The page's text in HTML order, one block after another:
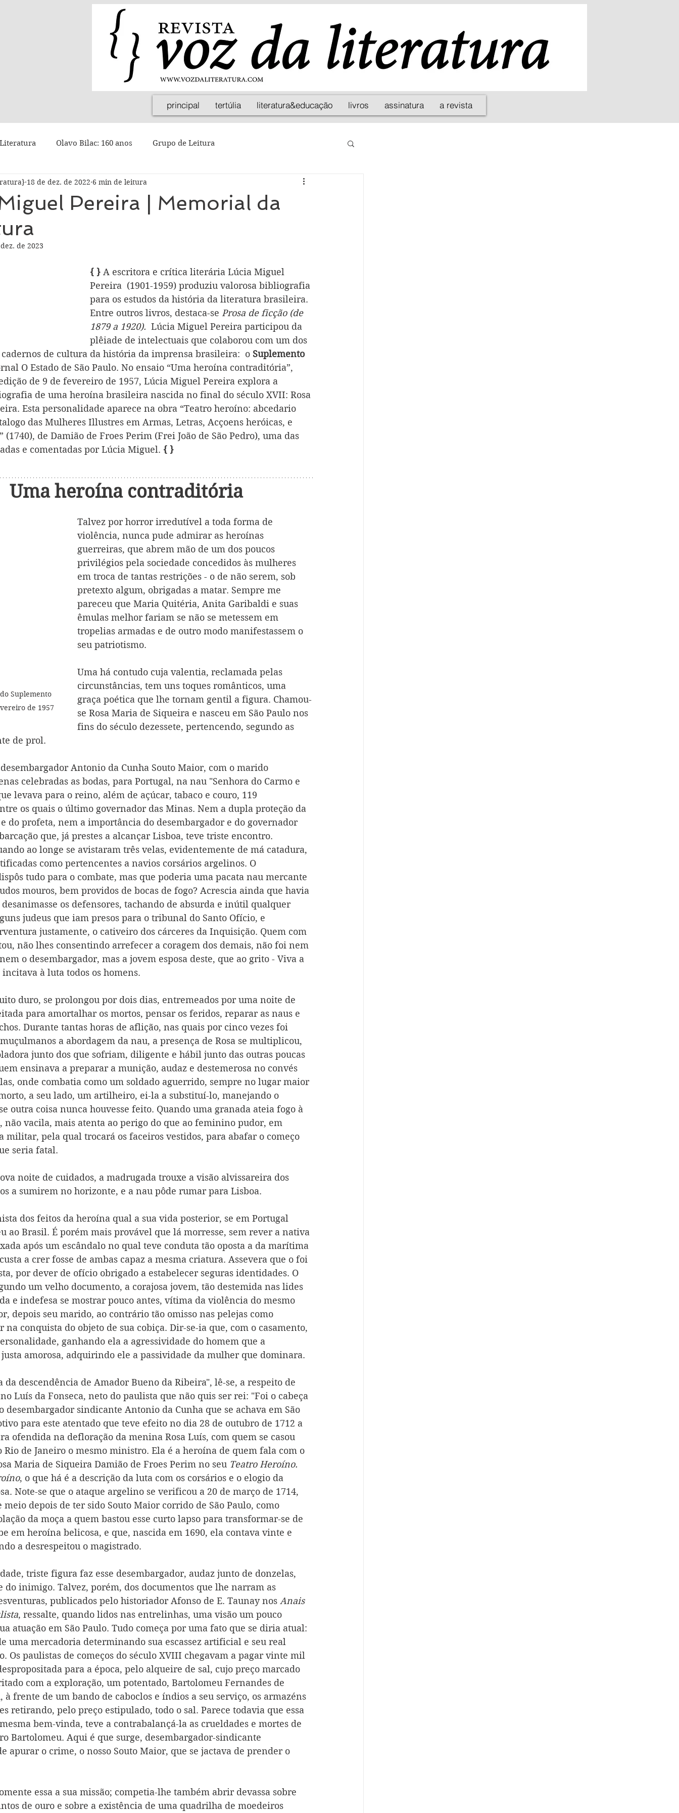
principal tertúlia literatura&educação livros assinatura a revista
Olavo Bilac: 160 anos Grupo de Leitura
Pereira | Memorial da
18 de dez. de 2022 6 min de leitura
de 2023
{ } A escritora e crítica literária Lúcia Miguel
Pereira  (1901-1959) produziu valorosa bibliografia
para os estudos da história da literatura brasileira.
Entre outros livros, destaca-se Prosa de ficção (de
1879 a 1920). Lúcia Miguel Pereira participou da
plêiade de intelectuais que colaborou com um dos
de cultura da história da imprensa brasileira:  o Suplemento
O Estado de São Paulo. No ensaio “Uma heroína contraditória”,
de 9 de fevereiro de 1957, Lúcia Miguel Pereira explora a
de uma heroína brasileira nascida no final do século XVII: Rosa
Esta personalidade aparece na obra “Teatro heroíno: abcedario
das Mulheres Illustres em Armas, Letras, Acçoens heróicas, e
(1740), de Damião de Froes Perim (Frei João de São Pedro), uma das
e comentadas por Lúcia Miguel. { }
Uma heroína contraditória
Suplemento
de 1957
Talvez por horror irredutível a toda forma de
violência, nunca pude admirar as heroínas
guerreiras, que abrem mão de um dos poucos
privilégios pela sociedade concedidos às mulheres
em troca de tantas restrições - o de não serem, sob
pretexto algum, obrigadas a matar. Sempre me
pareceu que Maria Quitéria, Anita Garibaldi e suas
êmulas melhor fariam se não se metessem em
tropelias armadas e de outro modo manifestassem o
seu patriotismo.
Uma há contudo cuja valentia, reclamada pelas
circunstâncias, tem uns toques românticos, uma
graça poética que lhe tornam gentil a figura. Chamou-
se Rosa Maria de Siqueira e nasceu em São Paulo nos
fins do século dezessete, pertencendo, segundo as
de prol.
desembargador Antonio da Cunha Souto Maior, com o marido
celebradas as bodas, para Portugal, na nau "Senhora do Carmo e
levava para o reino, além de açúcar, tabaco e couro, 119
os quais o último governador das Minas. Nem a dupla proteção da
do profeta, nem a importância do desembargador e do governador
que, já prestes a alcançar Lisboa, teve triste encontro.
ao longe se avistaram três velas, evidentemente de má catadura,
como pertencentes a navios corsários argelinos. O
tudo para o combate, mas que poderia uma pacata nau mercante
mouros, bem providos de bocas de fogo? Acrescia ainda que havia
os defensores, tachando de absurda e inútil qualquer
judeus que iam presos para o tribunal do Santo Ofício, e
justamente, o cativeiro dos cárceres da Inquisição. Quem com
não lhes consentindo arrefecer a coragem dos demais, não foi nem
o desembargador, mas a jovem esposa deste, que ao grito - Viva a
à luta todos os homens.
duro, se prolongou por dois dias, entremeados por uma noite de
para amortalhar os mortos, pensar os feridos, reparar as naus e
Durante tantas horas de aflição, nas quais por cinco vezes foi
a abordagem da nau, a presença de Rosa se multiplicou,
junto dos que sofriam, diligente e hábil junto das outras poucas
ensinava a preparar a munição, audaz e destemerosa no convés
onde combatia como um soldado aguerrido, sempre no lugar maior
a seu lado, um artilheiro, ei-la a substituí-lo, manejando o
outra coisa nunca houvesse feito. Quando uma granada ateia fogo à
vacila, mais atenta ao perigo do que ao feminino pudor, em
militar, pela qual trocará os faceiros vestidos, para abafar o começo
seria fatal.
noite de cuidados, a madrugada trouxe a visão alvissareira dos
a sumirem no horizonte, e a nau pôde rumar para Lisboa.
dos feitos da heroína qual a sua vida posterior, se em Portugal
ao Brasil. É porém mais provável que lá morresse, sem rever a nativa
após um escândalo no qual teve conduta tão oposta a da marítima
a crer fosse de ambas capaz a mesma criatura. Assevera que o foi
por dever de ofício obrigado a estabelecer seguras identidades. O
um velho documento, a corajosa jovem, tão destemida nas lides
e indefesa se mostrar pouco antes, vítima da violência do mesmo
depois seu marido, ao contrário tão omisso nas pelejas como
na conquista do objeto de sua cobiça. Dir-se-ia que, com o casamento,
ganhando ela a agressividade do homem que a
amorosa, adquirindo ele a passividade da mulher que dominara.
da descendência de Amador Bueno da Ribeira", lê-se, a respeito de
Luís da Fonseca, neto do paulista que não quis ser rei: "Foi o cabeça
desembargador sindicante Antonio da Cunha que se achava em São
para este atentado que teve efeito no dia 28 de outubro de 1712 a
ofendida na defloração da menina Rosa Luís, com quem se casou
Rio de Janeiro o mesmo ministro. Ela é a heroína de quem fala com o
Maria de Siqueira Damião de Froes Perim no seu Teatro Heroíno.
, o que há é a descrição da luta com os corsários e o elogio da
Note-se que o ataque argelino se verificou a 20 de março de 1714,
meio depois de ter sido Souto Maior corrido de São Paulo, como
da moça a quem bastou esse curto lapso para transformar-se de
em heroína belicosa, e que, nascida em 1690, ela contava vinte e
a desrespeitou o magistrado.
triste figura faz esse desembargador, audaz junto de donzelas,
do inimigo. Talvez, porém, dos documentos que lhe narram as
publicados pelo historiador Afonso de E. Taunay nos Anais
, ressalte, quando lidos nas entrelinhas, uma visão um pouco
atuação em São Paulo. Tudo começa por uma fato que se diria atual:
uma mercadoria determinando sua escassez artificial e seu real
Os paulistas de começos do século XVIII chegavam a pagar vinte mil
para a época, pelo alqueire de sal, cujo preço marcado
com a exploração, um potentado, Bartolomeu Fernandes de
frente de um bando de caboclos e índios a seu serviço, os armazéns
retirando, pelo preço estipulado, todo o sal. Parece todavia que essa
bem-vinda, teve a contrabalançá-la as crueldades e mortes de
Bartolomeu. Aqui é que surge, desembargador-sindicante
apurar o crime, o nosso Souto Maior, que se jactava de prender o
essa a sua missão; competia-lhe também abrir devassa sobre
de ouro e sobre a existência de uma quadrilha de moedeiros